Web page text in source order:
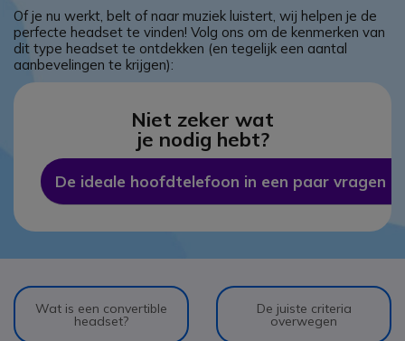
Of je nu werkt, belt of naar muziek luistert, wij helpen je de
perfecte headset te vinden! Volg ons om de kenmerken van
dit type headset te ontdekken (en tegelijk een aantal
aanbevelingen te krijgen):
Niet zeker wat
je nodig hebt?
De ideale hoofdtelefoon in een paar vragen
Wat is een convertible
headset?
De juiste criteria
overwegen